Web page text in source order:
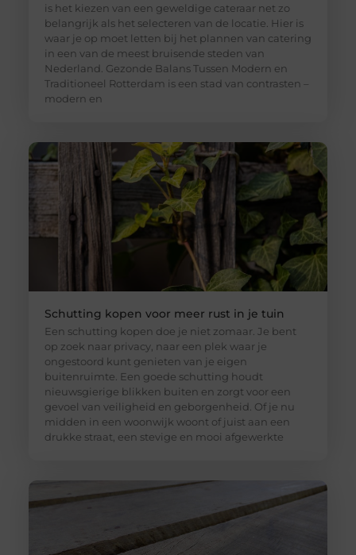
is het kiezen van een geweldige cateraar net zo
belangrijk als het selecteren van de locatie. Hier is
waar je op moet letten bij het plannen van catering
in een van de meest bruisende steden van
Nederland. Gezonde Balans Tussen Modern en
Traditioneel Rotterdam is een stad van contrasten –
modern en
Schutting kopen voor meer rust in je tuin
Een schutting kopen doe je niet zomaar. Je bent
op zoek naar privacy, naar een plek waar je
ongestoord kunt genieten van je eigen
buitenruimte. Een goede schutting houdt
nieuwsgierige blikken buiten en zorgt voor een
gevoel van veiligheid en geborgenheid. Of je nu
midden in een woonwijk woont of juist aan een
drukke straat, een stevige en mooi afgewerkte